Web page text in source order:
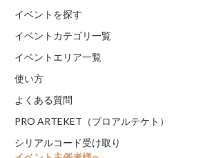
イベントを探す
イベントカテゴリ一覧
イベントエリア一覧
使い方
よくある質問
PRO ARTEKET（プロアルテケト）
シリアルコード受け取り